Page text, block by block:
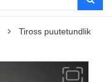
Tiross puutetundlik